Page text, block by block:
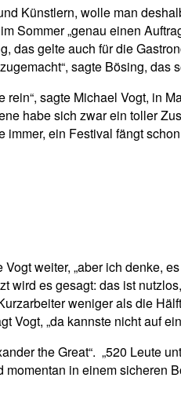
Künstlern, wolle man
Sommer „genau einen
das gelte auch für die
sagte Bösing, das
sagte Michael Vogt, in
habe sich zwar ein toller
ein Festival fängt
weiter, „aber ich denke,
es gesagt: das ist
weniger als die
„da kannste nicht auf
the Great“. „520 Leute
in einem sicheren